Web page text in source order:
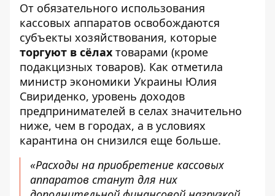
От обязательного использования
кассовых аппаратов освобождаются
субъекты хозяйствования, которые
торгуют в сёлах товарами (кроме
подакцизных товаров). Как отметила
министр экономики Украины Юлия
Свириденко, уровень доходов
предпринимателей в селах значительно
ниже, чем в городах, а в условиях
карантина он снизился еще больше.
«Расходы на приобретение кассовых
аппаратов станут для них